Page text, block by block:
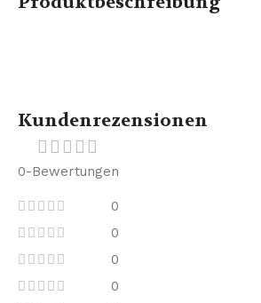
Kundenrezensionen
0-Bewertungen
0
0
0
0